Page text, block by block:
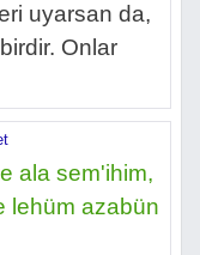
uyarsan da,
Onlar
ala sem'ihim,
lehüm azabün